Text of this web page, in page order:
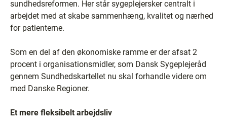
sundhedsreformen. Her står sygeplejersker centralt i
arbejdet med at skabe sammenhæng, kvalitet og nærhed
for patienterne.
Som en del af den økonomiske ramme er der afsat 2
procent i organisationsmidler, som Dansk Sygeplejeråd
gennem Sundhedskartellet nu skal forhandle videre om
med Danske Regioner.
Et mere fleksibelt arbejdsliv